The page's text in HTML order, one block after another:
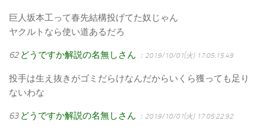
巨人坂本工って春先結構投げてた奴じゃん
ヤクルトなら使い道あるだろ
62 どうですか解説の名無しさん ：2019/10/01(火) 17:05:15.49
投手は生え抜きがゴミだらけなんだからいくら獲っても足り
ないわな
63 どうですか解説の名無しさん ：2019/10/01(火) 17:05:22.92